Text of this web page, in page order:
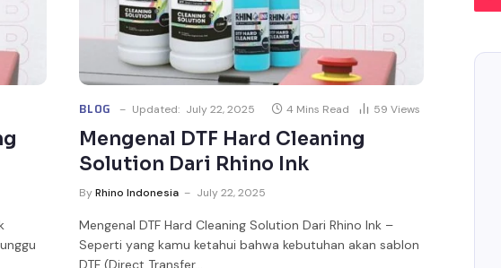
BLOG Updated: July 22, 2025 4 Mins Read 59Views
Mengenal DTF Hard Cleaning
Solution Dari Rhino Ink
By Rhino Indonesia July 22, 2025
Mengenal DTF Hard Cleaning Solution Dari Rhino Ink –
Seperti yang kamu ketahui bahwa kebutuhan akan sablon
DTF (Direct Transfer…